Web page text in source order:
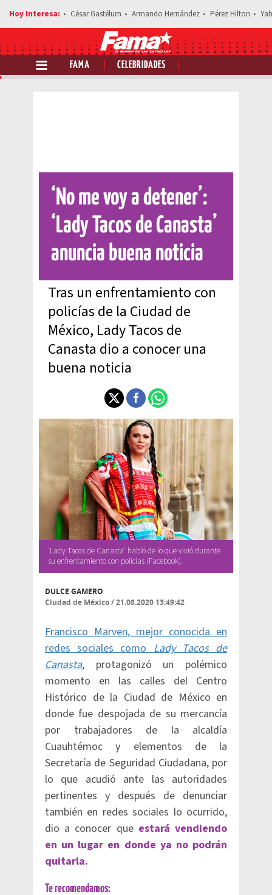
César Gastélum Armando Hernández Pérez Hilton
FAMA CELEBRIDADES
Comparte esta noticia
‘No me voy a detener’:
‘Lady Tacos de Canasta’
anuncia buena noticia
Tras un enfrentamiento con
policías de la Ciudad de
México, Lady Tacos de
Canasta dio a conocer una
buena noticia
'Lady Tacos de Canasta' habló de lo que vivió durante
su enfrentamiento con policías (Facebook).
DULCE GAMERO
Ciudad de México/21.08.2020 13:49:42
Francisco Marven, mejor conocida en
redes sociales comoLady Tacos de
Canasta, protagonizó un polémico
momento en las calles del Centro
Histórico de la Ciudad de México en
donde fue despojada de su mercancía
por trabajadores de la alcaldía
Cuauhtémoc y elementos de la
Secretaría de Seguridad Ciudadana, por
lo que acudió ante las autoridades
pertinentes y después de denunciar
también en redes sociales lo ocurrido,
dio a conocer queestará vendiendo
en un lugar en donde ya no podrán
quitarla.
Te recomendamos: